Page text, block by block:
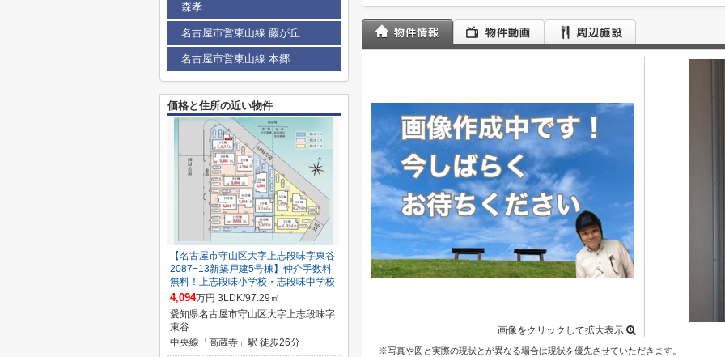
画像をクリックして拡大表示
※写真や図と実際の現状とが異なる場合は現状を優先させていただきます。
森孝
名古屋市営東山線 藤が丘
名古屋市営東山線 本郷
価格と住所の近い物件
【名古屋市守山区大字上志段味字東谷
2087−13新築戸建5号棟】仲介手数料
無料！上志段味小学校・志段味中学校
4,094万円 3LDK/97.29㎡
愛知県名古屋市守山区大字上志段味字
東谷
中央線「高蔵寺」駅 徒歩26分